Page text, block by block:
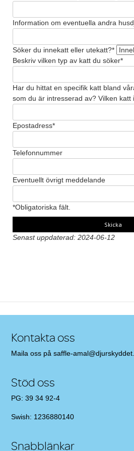
Information om eventuella andra
Söker du innekatt eller utekatt?*
Beskriv vilken typ av katt du söker*
Har du hittat en specifik katt bland
som du är intresserad av? Vilken katt
Epostadress*
Telefonnummer
Eventuellt övrigt meddelande
*Obligatoriska fält.
Senast uppdaterad: 2024-06-12
Kontakta oss
Maila oss påsaffle-
Stöd oss
PG: 39 34 92-4
Swish: 1236880140
Snabblänkar